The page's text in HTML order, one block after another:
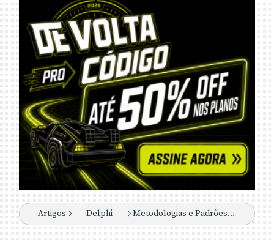
Artigos Delphi Metodologias e Padrões de Desenvolvimento de Software